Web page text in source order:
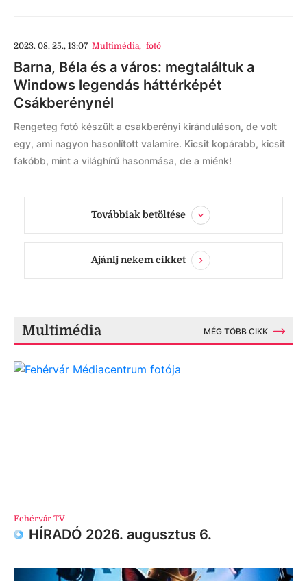
2023. 08. 25., 13:07 Multimédia, fotó
Barna, Béla és a város: megtaláltuk a
Windows legendás háttérképét
Csákberénynél
Rengeteg fotó készült a csakberényi kiránduláson, de volt
egy, ami nagyon hasonlított valamire. Kicsit kopárabb, kicsit
fakóbb, mint a világhírű hasonmása, de a miénk!
Továbbiak betöltése
Ajánlj nekem cikket
Multimédia MÉG TÖBB CIKK
Fehérvár TV
HÍRADÓ 2026. augusztus 6.